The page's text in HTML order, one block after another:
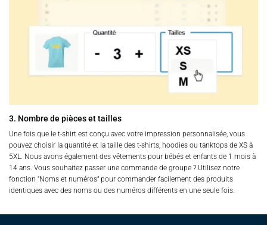
3. Nombre de pièces et tailles
Une fois que le t-shirt est conçu avec votre impression personnalisée, vous
pouvez choisir la quantité et la taille des t-shirts, hoodies ou tanktops de XS à
5XL. Nous avons également des vêtements pour bébés et enfants de 1 mois à
14 ans. Vous souhaitez passer une commande de groupe ? Utilisez notre
fonction "Noms et numéros" pour commander facilement des produits
identiques avec des noms ou des numéros différents en une seule fois.